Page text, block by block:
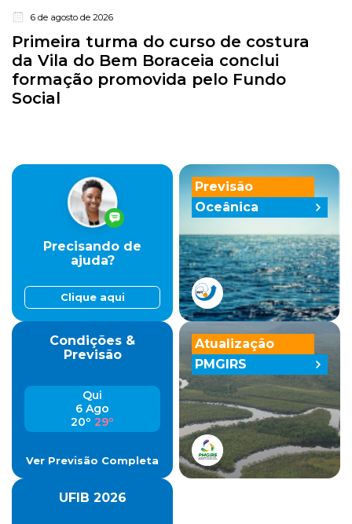
6 de agosto de 2026
Primeira turma do curso de costura
da Vila do Bem Boraceia conclui
formação promovida pelo Fundo
Social
Previsão
Oceânica
Precisando de
ajuda?
Clique aqui
Condições &
Previsão
Qui
6 Ago
20º 29º
Ver Previsão Completa
UFIB 2026
Atualização
PMGIRS